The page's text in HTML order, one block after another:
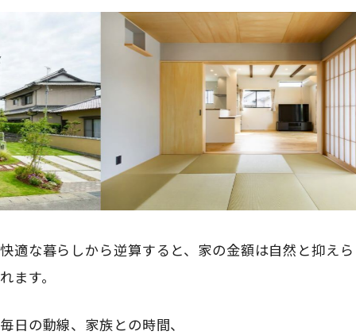
快適な暮らしから逆算すると、家の金額は自然と抑えら
れます。
毎日の動線、家族との時間、